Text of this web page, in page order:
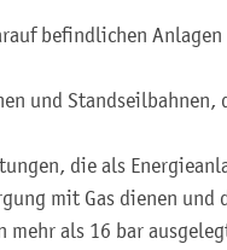
befindlichen
und Standseilbahnen,
die als
mit Gas dienen und
mehr als 16 bar